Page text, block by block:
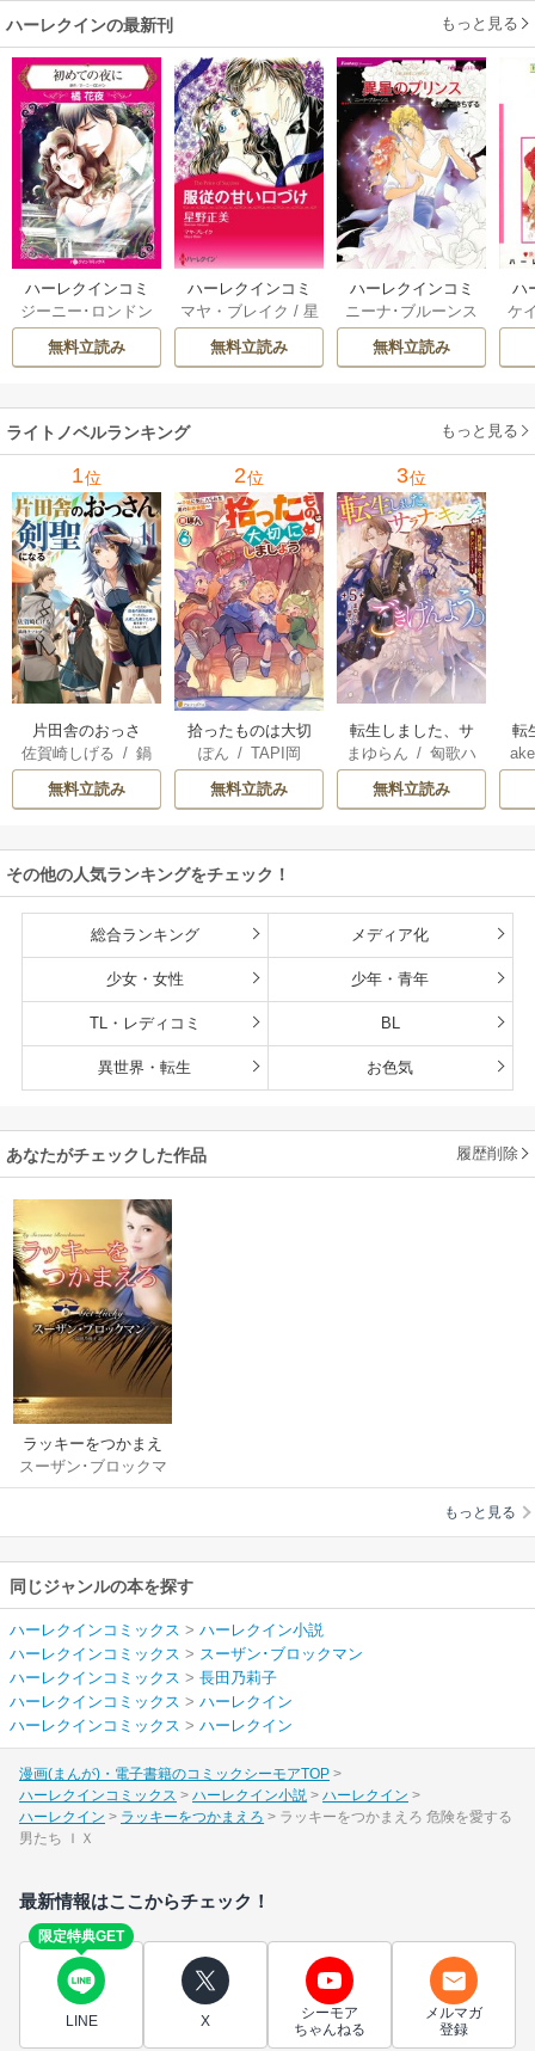
ハーレクインの最新刊 もっと見る
ハーレクインコミ
ックス セット 202
6年 vol.1064 1巻
ジーニー･ロンドン
橘花夜/ メアリ
ー･ライアンズ
ーガン/星合操/ア
ン･ウィール/ 津寺
里可子
無料立読み
ハーレクインコミ
ックス セット 202
6年 vol.1002 1巻
マヤ・ブレイク / 星
野正美/ ヘレン･ブ
ルックス/のわきね
ウェイ/一重夕子
無料立読み
ハーレクインコミ
ックス セット 202
6年 vol.1063 1巻
ニーナ･ブルーンス
おおつきちずる
レベッカ･ヨーク
ーディ/海野みつる
サラ･ウッド/流
水凛子
無料立読み
ハ
ッ
ケ
ザ
ライトノベルランキング もっと見る
1位
片田舎のおっさ
ん、剣聖になる
～ただの田舎の剣
術師範だったの
たちが俺を放って
くれない件～
佐賀崎しげる /鍋
島テツヒロ
無料立読み
2位
拾ったものは大切
にしましょう ～子
狼に気に入られた
男の転移物語～
ぽん / TAPI岡
無料立読み
3位
転生しました、サ
ラナ・キンジェで
す。ごきげんよ
う。
まゆらん /匈歌ハ
トリ
無料立読み
転
帝
その他の人気ランキングをチェック！
総合ランキング メディア化
少女・女性 少年・青年
TL・レディコミ BL
異世界・転生 お色気
あなたがチェックした作品 履歴削除
ラッキーをつかまえ
ろ
スーザン･ブロックマ
ン/長田乃莉子
もっと見る
同じジャンルの本を探す
ハーレクインコミックス > ハーレクイン小説
ハーレクインコミックス > スーザン･ブロックマン
ハーレクインコミックス > 長田乃莉子
ハーレクインコミックス > ハーレクイン
ハーレクインコミックス > ハーレクイン
漫画(まんが)・電子書籍のコミックシーモアTOP
ハーレクインコミックス
ハーレクイン小説
ハーレクイン
ハーレクイン
ラッキーをつかまえろ
ラッキーをつかまえろ 危険を愛する
男たち ＩＸ
最新情報はここからチェック！
限定特典GET
LINE X
シーモア
ちゃんねる
メルマガ
登録